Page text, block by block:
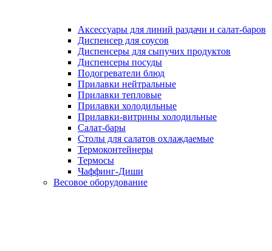
Аксессуары для линий раздачи и салат-баров
Диспенсер для соусов
Диспенсеры для сыпучих продуктов
Диспенсеры посуды
Подогреватели блюд
Прилавки нейтральные
Прилавки тепловые
Прилавки холодильные
Прилавки-витрины холодильные
Салат-бары
Столы для салатов охлаждаемые
Термоконтейнеры
Термосы
Чаффинг-Диши
Весовое оборудование